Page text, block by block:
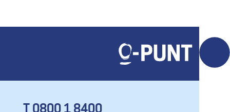
T 0800 1 8400